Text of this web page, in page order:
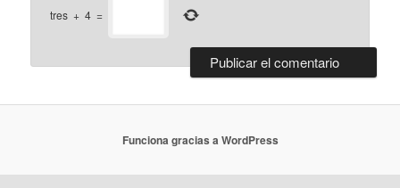
tres + 4 =
Funciona gracias a WordPress